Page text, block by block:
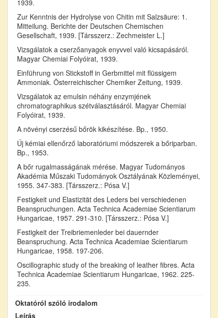
1939.
Zur Kenntnis der Hydrolyse von Chitin mit Salzsäure: 1.
Mitteilung. Berichte der Deutschen Chemischen
Gesellschaft, 1939. [Társszerz.: Zechmeister L.]
Vizsgálatok a cserzőanyagok enyvvel való kicsapásáról.
Magyar Chemiai Folyóirat, 1939.
Einführung von Stickstoff in Gerbmittel mit flüssigem
Ammoniak. Österreichischer Chemiker Zeitung, 1939.
Vizsgálatok az emulsin néhány enzymjének
chromatographikus szétválasztásáról. Magyar Chemiai
Folyóirat, 1939.
A növényi cserzésű bőrök kikészítése. Bp., 1950.
Új kémiai ellenőrző laboratóriumi módszerek a bőriparban.
Bp., 1953.
A bőr rugalmasságának mérése. Magyar Tudományos
Akadémia Műszaki Tudományok Osztályának Közleményei,
1955. 347-383. [Társszerz.: Pósa V.]
Festigkeit und Elastizität des Leders bei verschiedenen
Beanspruchungen. Acta Technica Academiae Scientiarum
Hungaricae, 1957. 291-310. [Társszerz.: Pósa V.]
Festigkeit der Treibriemenleder bei dauernder
Beanspruchung. Acta Technica Academiae Scientiarum
Hungaricae, 1958. 197-206.
Oscillographic study of the breaking of leather fibres. Acta
Technica Academiae Scientiarum Hungaricae, 1962. 225-
235.
Oktatóról szóló irodalom
Leírás